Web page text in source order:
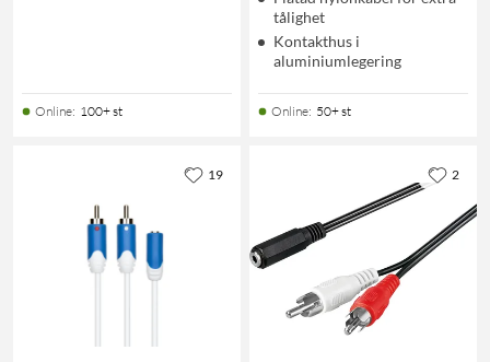
Online: 100+ st
tålighet
Kontakthus i
aluminiumlegering
Online: 50+ st
19 2